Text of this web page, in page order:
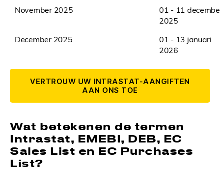
November 2025
01 - 11
2025
December 2025
01 - 13 januari
2026
VERTROUW UW INTRASTAT-AANGIFTEN
AAN ONS TOE
Wat betekenen de termen
Intrastat, EMEBI, DEB, EC
Sales List en EC Purchases
List?